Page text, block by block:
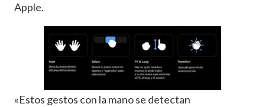
Apple.
«Estos gestos con la mano se detectan